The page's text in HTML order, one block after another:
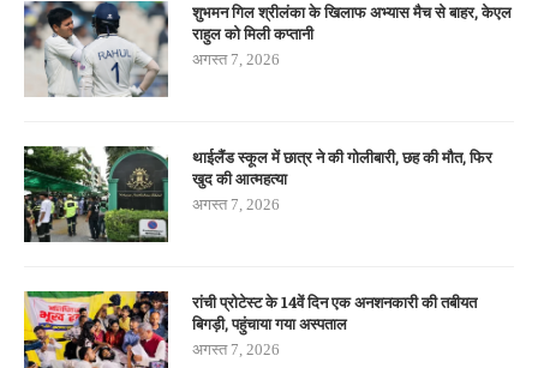
शुभमन गिल श्रीलंका के खिलाफ अभ्यास मैच से बाहर, केएल
राहुल को मिली कप्तानी
अगस्त 7, 2026
थाईलैंड स्कूल में छात्र ने की गोलीबारी, छह की मौत, फिर
खुद की आत्महत्या
अगस्त 7, 2026
रांची प्रोटेस्ट के 14वें दिन एक अनशनकारी की तबीयत
बिगड़ी, पहुंचाया गया अस्पताल
अगस्त 7, 2026